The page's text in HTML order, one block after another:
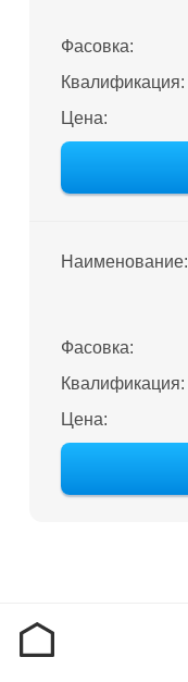
Фасовка:
Квалификация:
Цена:
Наименование:
Фасовка:
Квалификация:
Цена: